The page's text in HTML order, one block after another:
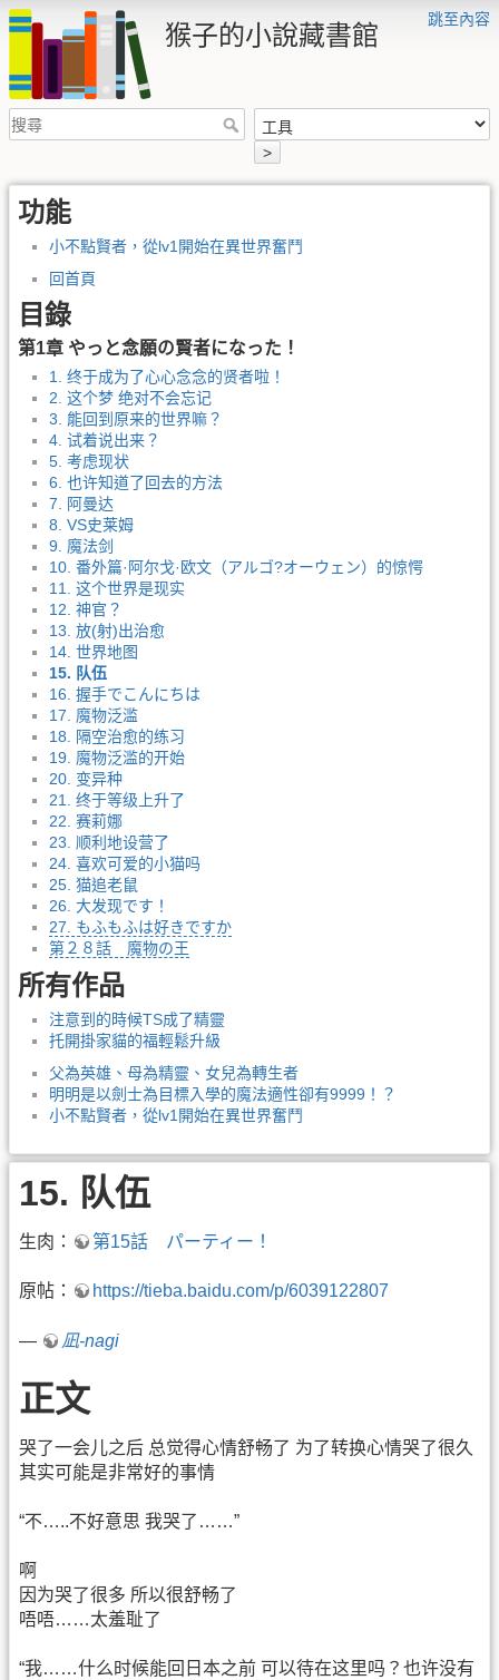
跳至內容
猴子的小說藏書館
>
功能
小不點賢者，從lv1開始在異世界奮鬥
回首頁
目錄
第1章 やっと念願の賢者になった！
1. 终于成为了心心念念的贤者啦！
2. 这个梦 绝对不会忘记
3. 能回到原来的世界嘛？
4. 试着说出来？
5. 考虑现状
6. 也许知道了回去的方法
7. 阿曼达
8. VS史莱姆
9. 魔法剑
10. 番外篇·阿尔戈·欧文（アルゴ?オーウェン）的惊愕
11. 这个世界是现实
12. 神官？
13. 放(射)出治愈
14. 世界地图
15. 队伍
16. 握手でこんにちは
17. 魔物泛滥
18. 隔空治愈的练习
19. 魔物泛滥的开始
20. 变异种
21. 终于等级上升了
22. 赛莉娜
23. 顺利地设营了
24. 喜欢可爱的小猫吗
25. 猫追老鼠
26. 大发现です！
27. もふもふは好きですか
第２８話 魔物の王
所有作品
注意到的時候TS成了精靈
托開掛家貓的福輕鬆升級
父為英雄、母為精靈、女兒為轉生者
明明是以劍士為目標入學的魔法適性卻有9999！？
小不點賢者，從lv1開始在異世界奮鬥
15. 队伍
生肉： 第15話 パーティー！
原帖： https://tieba.baidu.com/p/6039122807
— 凪-nagi
正文
哭了一会儿之后 总觉得心情舒畅了 为了转换心情哭了很久
其实可能是非常好的事情
“不…..不好意思 我哭了……”
啊
因为哭了很多 所以很舒畅了
唔唔……太羞耻了
“我……什么时候能回日本之前 可以待在这里吗？也许没有